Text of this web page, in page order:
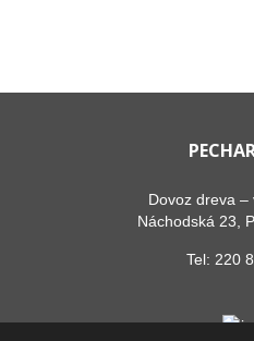
Dovoz dreva –
Náchodská 23,
Tel: 220